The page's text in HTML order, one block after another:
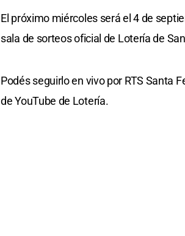
El próximo miércoles será el 4 de
sala de sorteos oficial de Lotería de
Podés seguirlo en vivo por RTS Santa
de YouTube de Lotería.